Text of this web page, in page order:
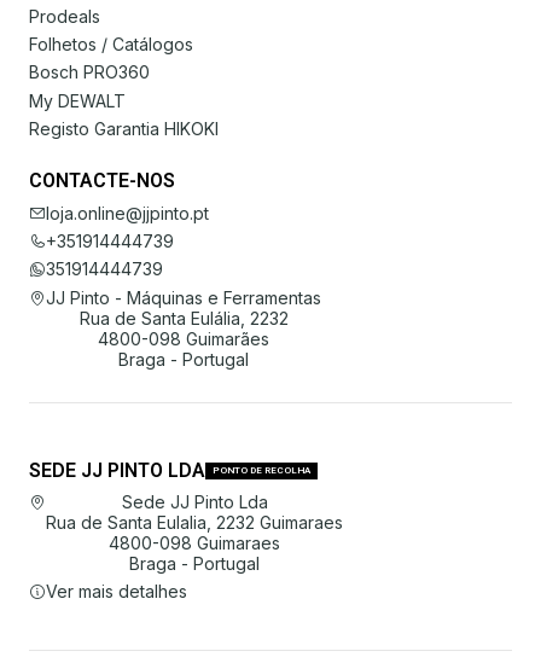
Prodeals
Folhetos / Catálogos
Bosch PRO360
My DEWALT
Registo Garantia HIKOKI
CONTACTE-NOS
loja.online@jjpinto.pt
+351914444739
351914444739
JJ Pinto - Máquinas e Ferramentas
Rua de Santa Eulália, 2232
4800-098 Guimarães
Braga - Portugal
SEDE JJ PINTO LDA PONTO DE RECOLHA
Sede JJ Pinto Lda
Rua de Santa Eulalia, 2232 Guimaraes
4800-098 Guimaraes
Braga - Portugal
Ver mais detalhes